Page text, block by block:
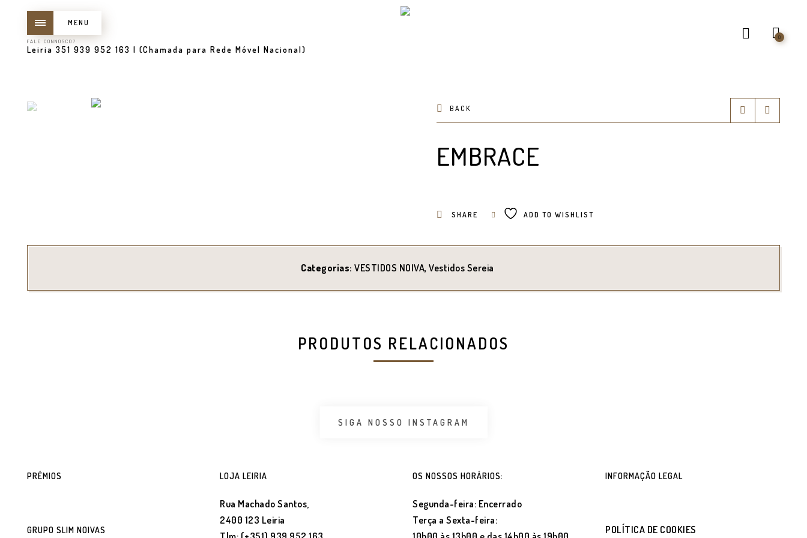
MENU
FALE CONNOSCO?
Leiria 351 939 952 163 | (Chamada para Rede Móvel Nacional)
0
BACK
EMBRACE
SHARE ADD TO WISHLIST
Categorias:VESTIDOS NOIVA,Vestidos Sereia
PRODUTOS RELACIONADOS
SIGA NOSSO INSTAGRAM
PRÉMIOS
GRUPO SLIM NOIVAS
LOJA LEIRIA
Rua Machado Santos,
2400 123 Leiria
OS NOSSOS HORÁRIOS:
Segunda-feira: Encerrado
Terça a Sexta-feira:
INFORMAÇÃO LEGAL
POLÍTICA DE COOKIES